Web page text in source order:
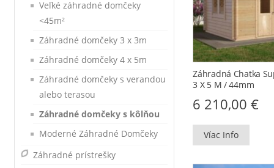
Záhradná Chatka
3 X 5 M / 44mm
6 210,00€
Víac Info
Veľké záhradné domčeky
<45m²
Záhradné domčeky 3 x 3m
Záhradné domčeky 4 x 5m
Záhradné domčeky s verandou
alebo terasou
Záhradné domčeky s kôlňou
Moderné Záhradné Domčeky
Záhradné prístrešky